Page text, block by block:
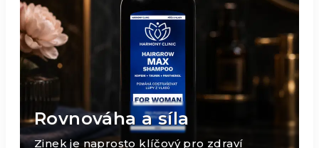
Rovnováha a síla
Zinek je naprosto klíčový pro zdraví